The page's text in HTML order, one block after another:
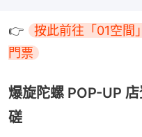
👉
按此前往「01空間
門票
爆旋陀螺 POP-UP
磋